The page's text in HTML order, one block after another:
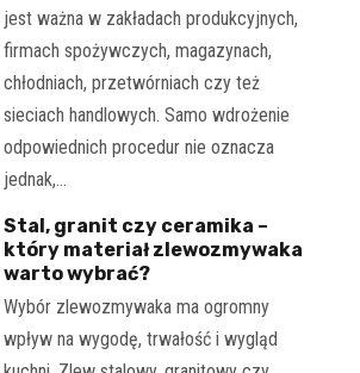
jest ważna w zakładach produkcyjnych,
firmach spożywczych, magazynach,
chłodniach, przetwórniach czy też
sieciach handlowych. Samo wdrożenie
odpowiednich procedur nie oznacza
jednak,…
Stal, granit czy ceramika –
który materiał zlewozmywaka
warto wybrać?
Wybór zlewozmywaka ma ogromny
wpływ na wygodę, trwałość i wygląd